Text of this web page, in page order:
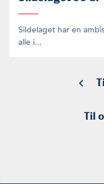
Sildelaget har en
alle i...
Til